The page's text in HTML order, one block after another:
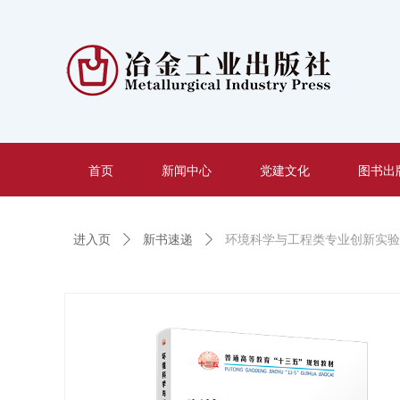
首页 新闻中心 党建文化 图书出
进入页 ꄲ 新书速递 ꄲ 环境科学与工程类专业创新实